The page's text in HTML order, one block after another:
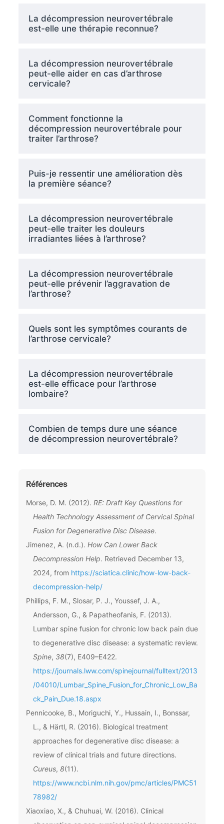
La décompression neurovertébrale
est-elle une thérapie reconnue?
La décompression neurovertébrale
peut-elle aider en cas d’arthrose
cervicale?
Comment fonctionne la
décompression neurovertébrale pour
traiter l’arthrose?
Puis-je ressentir une amélioration dès
la première séance?
La décompression neurovertébrale
peut-elle traiter les douleurs
irradiantes liées à l’arthrose?
La décompression neurovertébrale
peut-elle prévenir l’aggravation de
l’arthrose?
Quels sont les symptômes courants de
l’arthrose cervicale?
La décompression neurovertébrale
est-elle efficace pour l’arthrose
lombaire?
Combien de temps dure une séance
de décompression neurovertébrale?
Références
Morse, D. M. (2012). RE: Draft Key Questions for
Health Technology Assessment of Cervical Spinal
Fusion for Degenerative Disc Disease.
Jimenez, A. (n.d.). How Can Lower Back
Decompression Help. Retrieved December 13,
2024, from https://sciatica.clinic/how-low-back-
decompression-help/
Phillips, F. M., Slosar, P. J., Youssef, J. A.,
Andersson, G., & Papatheofanis, F. (2013).
Lumbar spine fusion for chronic low back pain due
to degenerative disc disease: a systematic review.
Spine, 38(7), E409–E422.
https://journals.lww.com/spinejournal/fulltext/2013
/04010/Lumbar_Spine_Fusion_for_Chronic_Low_Ba
ck_Pain_Due.18.aspx
Pennicooke, B., Moriguchi, Y., Hussain, I., Bonssar,
L., & Härtl, R. (2016). Biological treatment
approaches for degenerative disc disease: a
review of clinical trials and future directions.
Cureus, 8(11).
https://www.ncbi.nlm.nih.gov/pmc/articles/PMC51
78982/
Xiaoxiao, X., & Chuhuai, W. (2016). Clinical